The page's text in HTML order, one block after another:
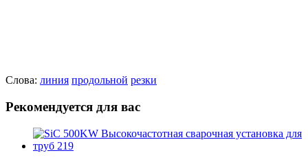
Слова: линия продольной резки
Рекомендуется для вас